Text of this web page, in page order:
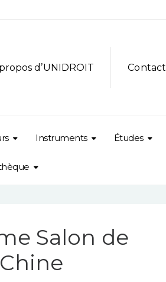
d’UNIDROIT Contact
Instruments Études
Salon de